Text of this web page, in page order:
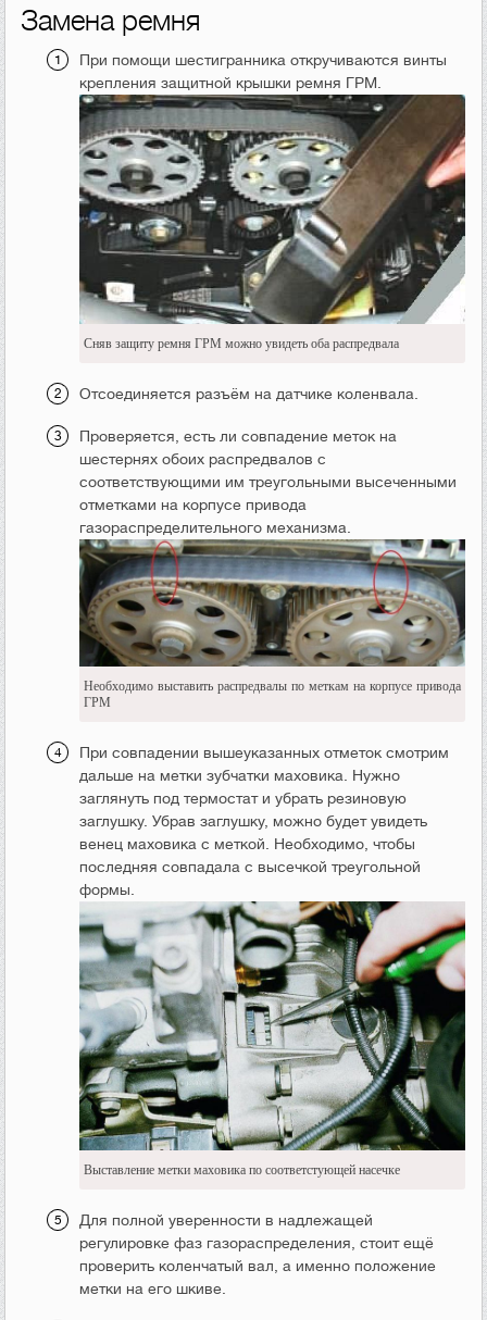
Замена ремня
При помощи шестигранника откручиваются винты
крепления защитной крышки ремня ГРМ.
Сняв защиту ремня ГРМ можно увидеть оба распредвала
Отсоединяется разъём на датчике коленвала.
Проверяется, есть ли совпадение меток на
шестернях обоих распредвалов с
соответствующими им треугольными высеченными
отметками на корпусе привода
газораспределительного механизма.
Необходимо выставить распредвалы по меткам на корпусе привода
ГРМ
При совпадении вышеуказанных отметок смотрим
дальше на метки зубчатки маховика. Нужно
заглянуть под термостат и убрать резиновую
заглушку. Убрав заглушку, можно будет увидеть
венец маховика с меткой. Необходимо, чтобы
последняя совпадала с высечкой треугольной
формы.
Выставление метки маховика по соответстующей насечке
Для полной уверенности в надлежащей
регулировке фаз газораспределения, стоит ещё
проверить коленчатый вал, а именно положение
метки на его шкиве.